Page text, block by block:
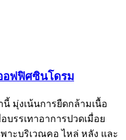
อฟฟิศซินโดรม
มุ่งเน้นการยืดกล้ามเนื้อ
บรรเทาอาการปวดเมื่อย
าะบริเวณคอ ไหล่ หลัง และ